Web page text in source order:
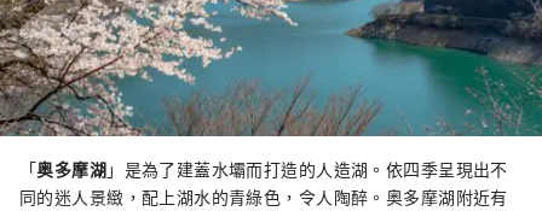
「奥多摩湖」是為了建蓋水壩而打造的人造湖。依四季呈現出不
同的迷人景緻，配上湖水的青綠色，令人陶醉。奥多摩湖附近有